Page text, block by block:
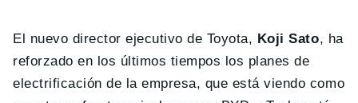
El nuevo director ejecutivo de Toyota, Koji Sato, ha
reforzado en los últimos tiempos los planes de
electrificación de la empresa, que está viendo como